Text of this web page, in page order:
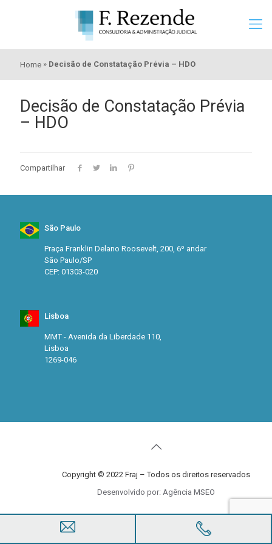
Home » Decisão de Constatação Prévia – HDO
Decisão de Constatação Prévia
– HDO
Compartilhar
São Paulo
Praça Franklin Delano Roosevelt, 200, 6º andar
São Paulo/SP
CEP: 01303-020
Lisboa
MMT - Avenida da Liberdade 110,
Lisboa
1269-046
Copyright © 2022 Fraj – Todos os direitos reservados
Desenvolvido por: Agência MSEO